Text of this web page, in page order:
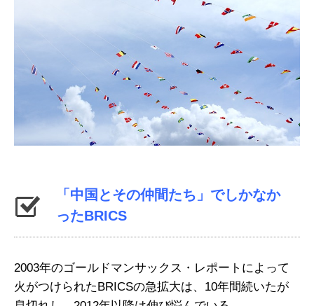
「中国とその仲間たち」でしかなか
ったBRICS
2003年のゴールドマンサックス・レポートによって
火がつけられたBRICSの急拡大は、10年間続いたが